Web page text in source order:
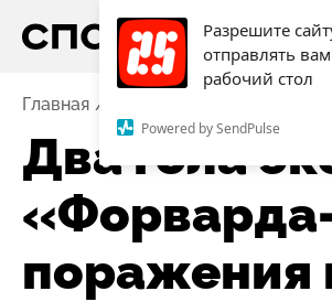
Разрешите
отправлять
рабочий стол
Powered by SendPulse
Главная
Два гола
поражения